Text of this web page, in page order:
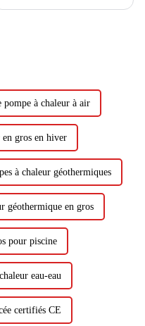
chaque r...
pompe à chaleur à air
gros en hiver
à chaleur géothermiques
géothermique en gros
pour piscine
eau-eau
certifiés CE